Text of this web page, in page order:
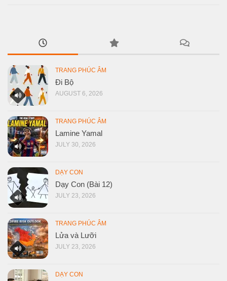
TRANG PHÚC ÂM
Đi Bộ
AUGUST 6, 2026
TRANG PHÚC ÂM
Lamine Yamal
JULY 30, 2026
DẠY CON
Dạy Con (Bài 12)
JULY 23, 2026
TRANG PHÚC ÂM
Lửa và Lưỡi
JULY 23, 2026
DẠY CON